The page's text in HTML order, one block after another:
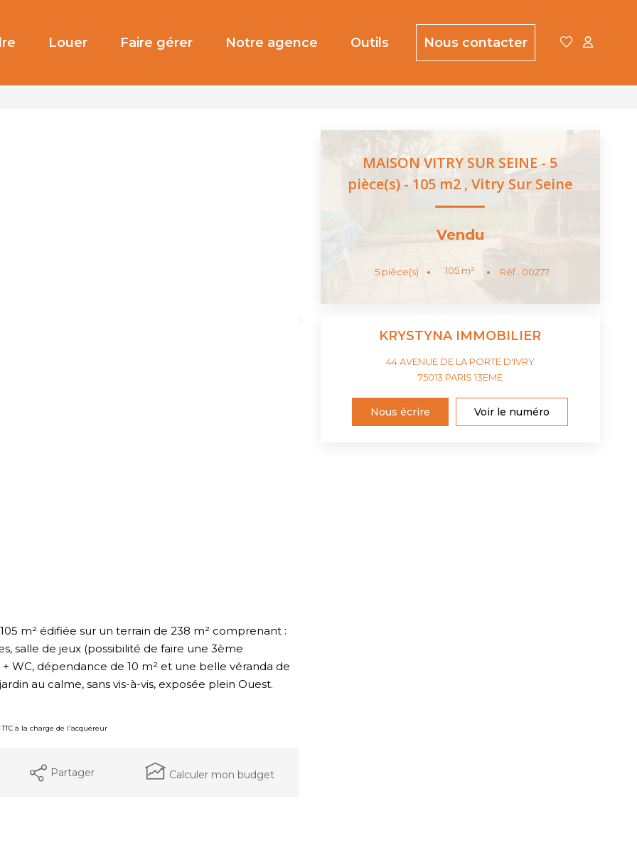
Louer Faire gérer Notre agence Outils Nous contacter
m² édifiée sur un terrain de 238 m² comprenant :
salle de jeux (possibilité de faire une 3ème
WC, dépendance de 10 m² et une belle véranda de
au calme, sans vis-à-vis, exposée plein Ouest.
TTC à la charge de l'acquéreur
Partager Calculer mon budget
MAISON VITRY SUR SEINE - 5
pièce(s) - 105 m2 ,Vitry Sur Seine
Vendu
5 pièce(s) 105 m² Réf : 00277
KRYSTYNA IMMOBILIER
44 AVENUE DE LA PORTE D'IVRY
75013 PARIS 13EME
Nous écrire Voir le numéro